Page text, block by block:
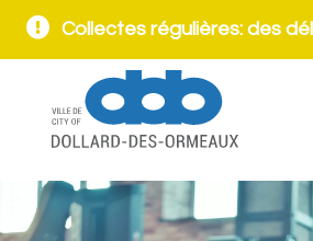
Collectes régulières: des